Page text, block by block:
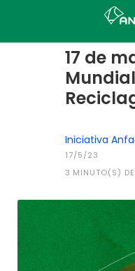
17 de
Iniciativa
17/5/23
3 MINUTO(S)